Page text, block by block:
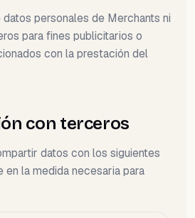
personales de Merchants ni
para fines publicitarios o
con la prestación del
con terceros
datos con los siguientes
en la medida necesaria para